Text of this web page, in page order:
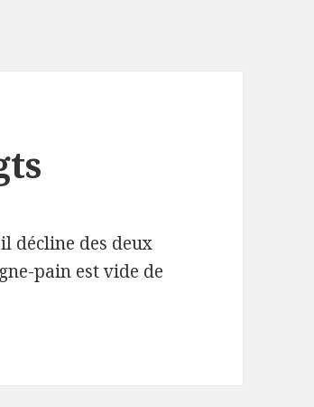
décline des deux
pain est vide de